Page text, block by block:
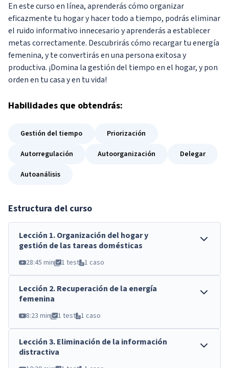
En este curso en línea, aprenderás cómo organizar
eficazmente tu hogar y hacer todo a tiempo, podrás eliminar
el ruido informativo innecesario y aprenderás a establecer
metas correctamente. Descubrirás cómo recargar tu energía
femenina, y te convertirás en una persona exitosa y
productiva. ¡Domina la gestión del tiempo en el hogar, y pon
orden en tu casa y en tu vida!
Habilidades que obtendrás:
Gestión del tiempo
Priorización
Autorregulación
Autoorganización
Delegar
Autoanálisis
Estructura del curso
Lección 1.Organización del hogar y
gestión de las tareas domésticas
28:45 min 1 test 1 caso
Lección 2.Recuperación de la energía
femenina
8:23 min 1 test 1 caso
Lección3.Eliminación de la información
distractiva